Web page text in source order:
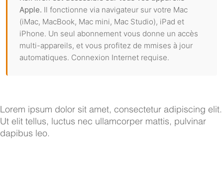
Apple. Il fonctionne via navigateur sur votre Mac
(iMac, MacBook, Mac mini, Mac Studio), iPad et
iPhone. Un seul abonnement vous donne un accès
multi-appareils, et vous profitez de mmises à jour
automatiques. Connexion Internet requise.
Lorem ipsum dolor sit amet, consectetur adipiscing elit.
Ut elit tellus, luctus nec ullamcorper mattis, pulvinar
dapibus leo.